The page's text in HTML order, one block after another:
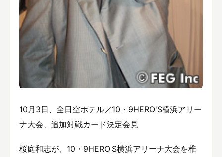
10月3日、全日空ホテル／10・9HERO'S横浜アリー
ナ大会、追加対戦カード決定会見
桜庭和志が、10・9HERO'S横浜アリーナ大会を椎